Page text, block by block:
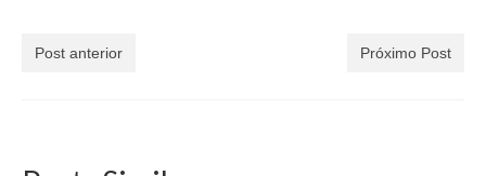
Post anterior Próximo Post